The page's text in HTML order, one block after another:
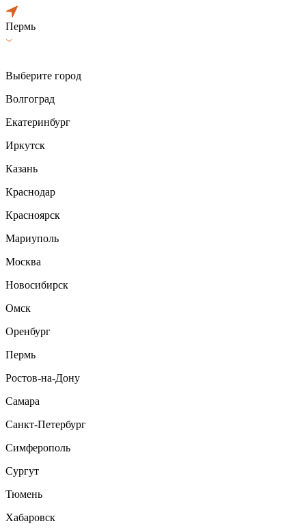
Пермь
Выберите город
Волгоград
Екатеринбург
Иркутск
Казань
Краснодар
Красноярск
Мариуполь
Москва
Новосибирск
Омск
Оренбург
Пермь
Ростов-на-Дону
Самара
Санкт-Петербург
Симферополь
Сургут
Тюмень
Хабаровск